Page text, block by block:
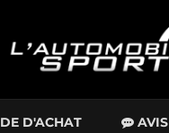
D'ACHAT AVIS